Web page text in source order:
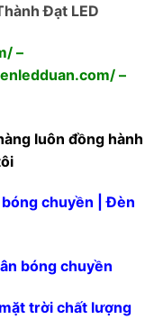
Đạt LED
–
–
luôn đồng hành
bóng chuyền | Đèn
bóng chuyền
trời chất lượng